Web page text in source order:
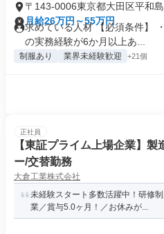
〒143-0006東京都大田区平和島
月給26万円～55万円
求めている人材 【必須条件】
の実務経験が6か月以上あ...
制服あり 業界未経験歓迎 +21個
正社員
【東証プライム上場企業】
ー/交替勤務
大倉工業株式会社
未経験スタート多数活躍中！研修
業／賞与5.0ヶ月！／お休みが...